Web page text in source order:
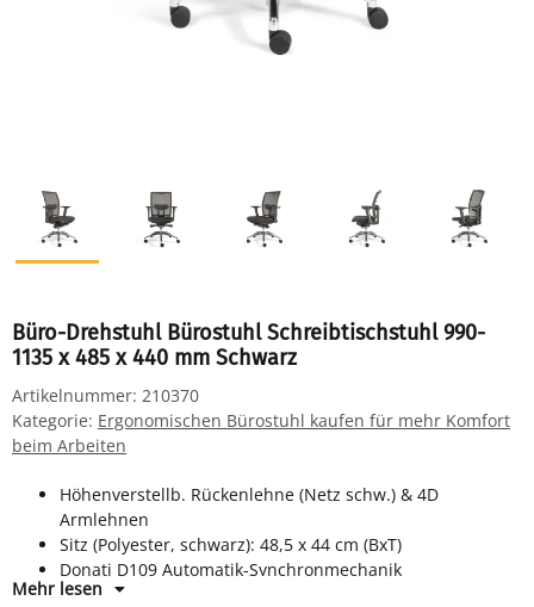
Büro-Drehstuhl Bürostuhl Schreibtischstuhl 990-
1135 x 485 x 440 mm Schwarz
Artikelnummer: 210370
Kategorie: Ergonomischen Bürostuhl kaufen für mehr Komfort
beim Arbeiten
Höhenverstellb. Rückenlehne (Netz schw.) & 4D
Armlehnen
Sitz (Polyester, schwarz): 48,5 x 44 cm (BxT)
Donati D109 Automatik-Synchronmechanik
Sitztiefenverstellung (60 mm)
Mehr lesen